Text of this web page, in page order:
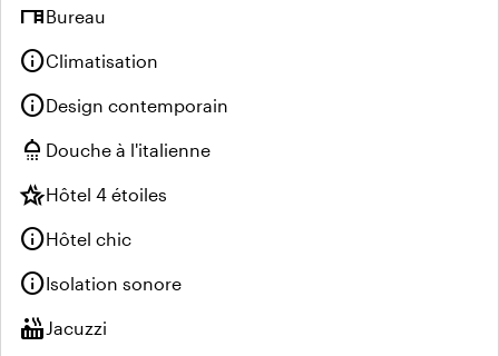
deskBureau
infoClimatisation
infoDesign contemporain
shower Douche à l'italienne
hotel_classHôtel 4 étoiles
infoHôtel chic
infoIsolation sonore
hot_tubJacuzzi